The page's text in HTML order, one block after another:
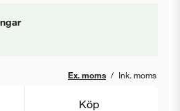
Ex. moms / Ink. moms
Köp